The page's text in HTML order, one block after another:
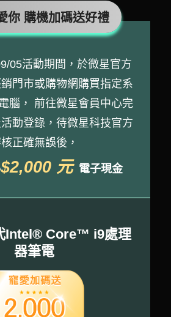
你 購機加碼送好禮
05活動期間，於微星官方
門市或購物網購買指定系
腦， 前往微星會員中心完
動登錄，待微星科技官方
正確無誤後，
$2,000 元 電子現金
Intel® Core™ i9處理
器筆電